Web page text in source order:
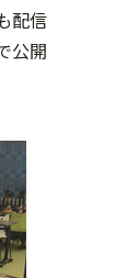
配信
公開